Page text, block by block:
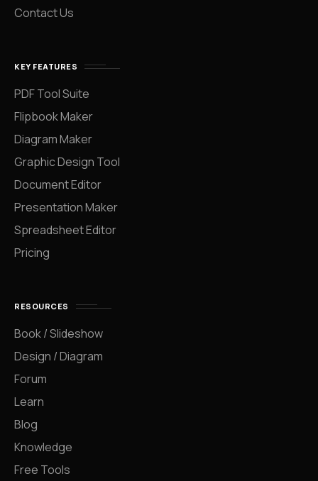
Contact Us
KEY FEATURES
PDF Tool Suite
Flipbook Maker
Diagram Maker
Graphic Design Tool
Document Editor
Presentation Maker
Spreadsheet Editor
Pricing
RESOURCES
Book / Slideshow
Design / Diagram
Forum
Learn
Blog
Knowledge
Free Tools